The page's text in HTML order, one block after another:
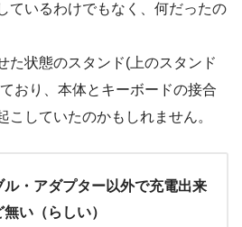
ているわけでもなく、何だったの
た状態のスタンド(上のスタンド
おり、本体とキーボードの接合
こしていたのかもしれません。
・アダプター以外で充電出来
い（らしい）